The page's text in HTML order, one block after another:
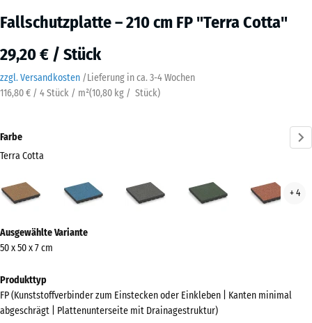
Fallschutzplatte – 210 cm FP "Terra Cotta"
29,20 € / Stück
zzgl. Versandkosten /Lieferung in ca. 3-4 Wochen
116,80 € / 4 Stück / m²(10,80 kg / Stück)
Farbe
Terra Cotta
Cotta
Dunkelgrauer
Granit
Englischer
Rasen
+ 4
Informationen
zu
Farben?
Farbpalette
Ausgewählte Variante
50 x 50 x 7 cm
Produkttyp
FP (Kunststoffverbinder zum Einstecken oder Einkleben | Kanten minimal
abgeschrägt | Plattenunterseite mit Drainagestruktur)